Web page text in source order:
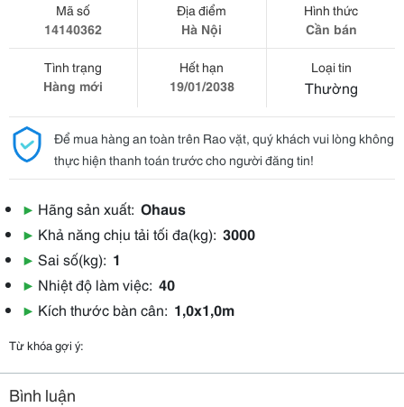
Mã số
14140362
Địa điểm
Hà Nội
Hình thức
Cần bán
Tình trạng
Hàng mới
Hết hạn
19/01/2038
Loại tin
Thường
Để mua hàng an toàn trên Rao vặt, quý khách vui lòng không
thực hiện thanh toán trước cho người đăng tin!
▶ Hãng sản xuất: Ohaus
▶ Khả năng chịu tải tối đa(kg): 3000
▶ Sai số(kg): 1
▶ Nhiệt độ làm việc: 40
▶ Kích thước bàn cân: 1,0x1,0m
Từ khóa gợi ý:
Bình luận